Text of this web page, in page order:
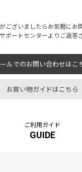
ございましたらお気軽にお
ポートセンターよりご返答
ールでのお問い合わせはこ
お買い物ガイドはこちら
ご利用ガイド
GUIDE